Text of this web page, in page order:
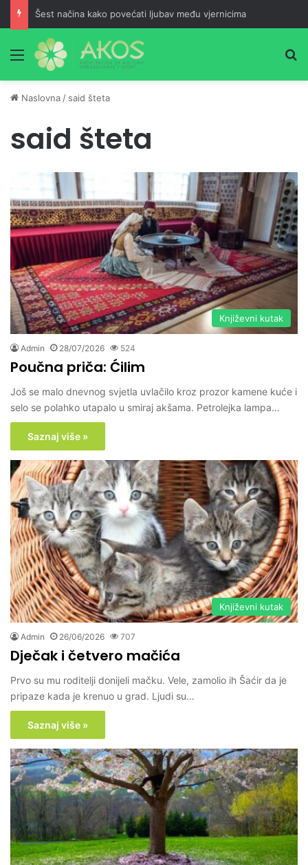
Šest načina kako povećati ljubav među vjernicima
Meni
Naslovna / said šteta
said šteta
Književni kutak
Admin 28/07/2026 524
Poučna priča: Ćilim
Još se malo dnevnog svjetla uvlačilo kroz prozor kamene kuće i
selo se polahko utapalo u smiraj akšama. Petrolejka lampa…
Saznaj više »
Književni kutak
Admin 26/06/2026 707
Dječak i četvero mačića
Prvo su mu roditelji donijeli mačku. Vele, zamolio ih Šaćir da je
pripaze kada je krenuo u grad. Ljudi su…
Saznaj više »